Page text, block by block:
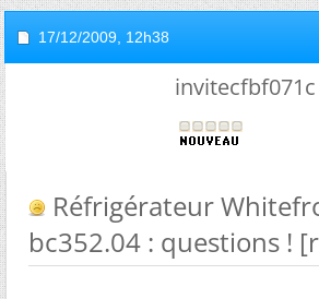
17/12/2009, 12h38
invitecfbf071c
Réfrigérateur
bc352.04 : questions !